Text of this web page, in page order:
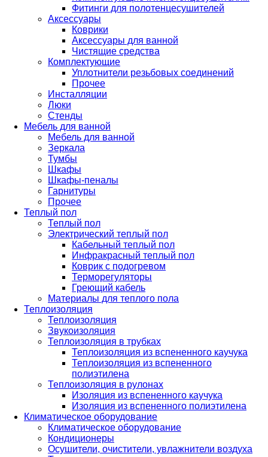
Фитинги для полотенцесушителей
Аксессуары
Коврики
Аксессуары для ванной
Чистящие средства
Комплектующие
Уплотнители резьбовых соединений
Прочее
Инсталляции
Люки
Стенды
Мебель для ванной
Мебель для ванной
Зеркала
Тумбы
Шкафы
Шкафы-пеналы
Гарнитуры
Прочее
Теплый пол
Теплый пол
Электрический теплый пол
Кабельный теплый пол
Инфракрасный теплый пол
Коврик с подогревом
Терморегуляторы
Греющий кабель
Материалы для теплого пола
Теплоизоляция
Теплоизоляция
Звукоизоляция
Теплоизоляция в трубках
Теплоизоляция из вспененного каучука
Теплоизоляция из вспененного
полиэтилена
Теплоизоляция в рулонах
Изоляция из вспененного каучука
Изоляция из вспененного полиэтилена
Климатическое оборудование
Климатическое оборудование
Кондиционеры
Осушители, очистители, увлажнители воздуха